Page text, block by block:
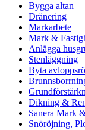
Bygga altan
Dränering
Markarbete
Mark &
Anlägga
Stenläggning
Byta
Dikning &
Sanera Mark
Snöröjning,